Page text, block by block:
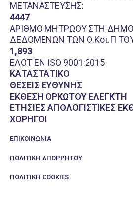
ΜΕΤΑΝΑΣΤΕΥΣΗΣ:
4447
ΑΡΙΘΜΟ ΜΗΤΡΩΟΥ ΣΤΗ
ΔΕΔΟΜΕΝΩΝ ΤΩΝ Ο.Κοι.Π
1,893
ΕΛΟΤ EN ISO 9001:2015
ΚΑΤΑΣΤΑΤΙΚΟ
ΘΕΣΕΙΣ ΕΥΘΥΝΗΣ
ΕΚΘΕΣΗ ΟΡΚΩΤΟΥ ΕΛΕΓΚΤΗ
ΕΤΗΣΙΕΣ ΑΠΟΛΟΓΙΣΤΙΚΕΣ
ΧΟΡΗΓΟΙ
ΕΠΙΚΟΙΝΩΝΊΑ
ΠΟΛΙΤΙΚΉ ΑΠΟΡΡΉΤΟΥ
ΠΟΛΙΤΙΚΉ COOKIES